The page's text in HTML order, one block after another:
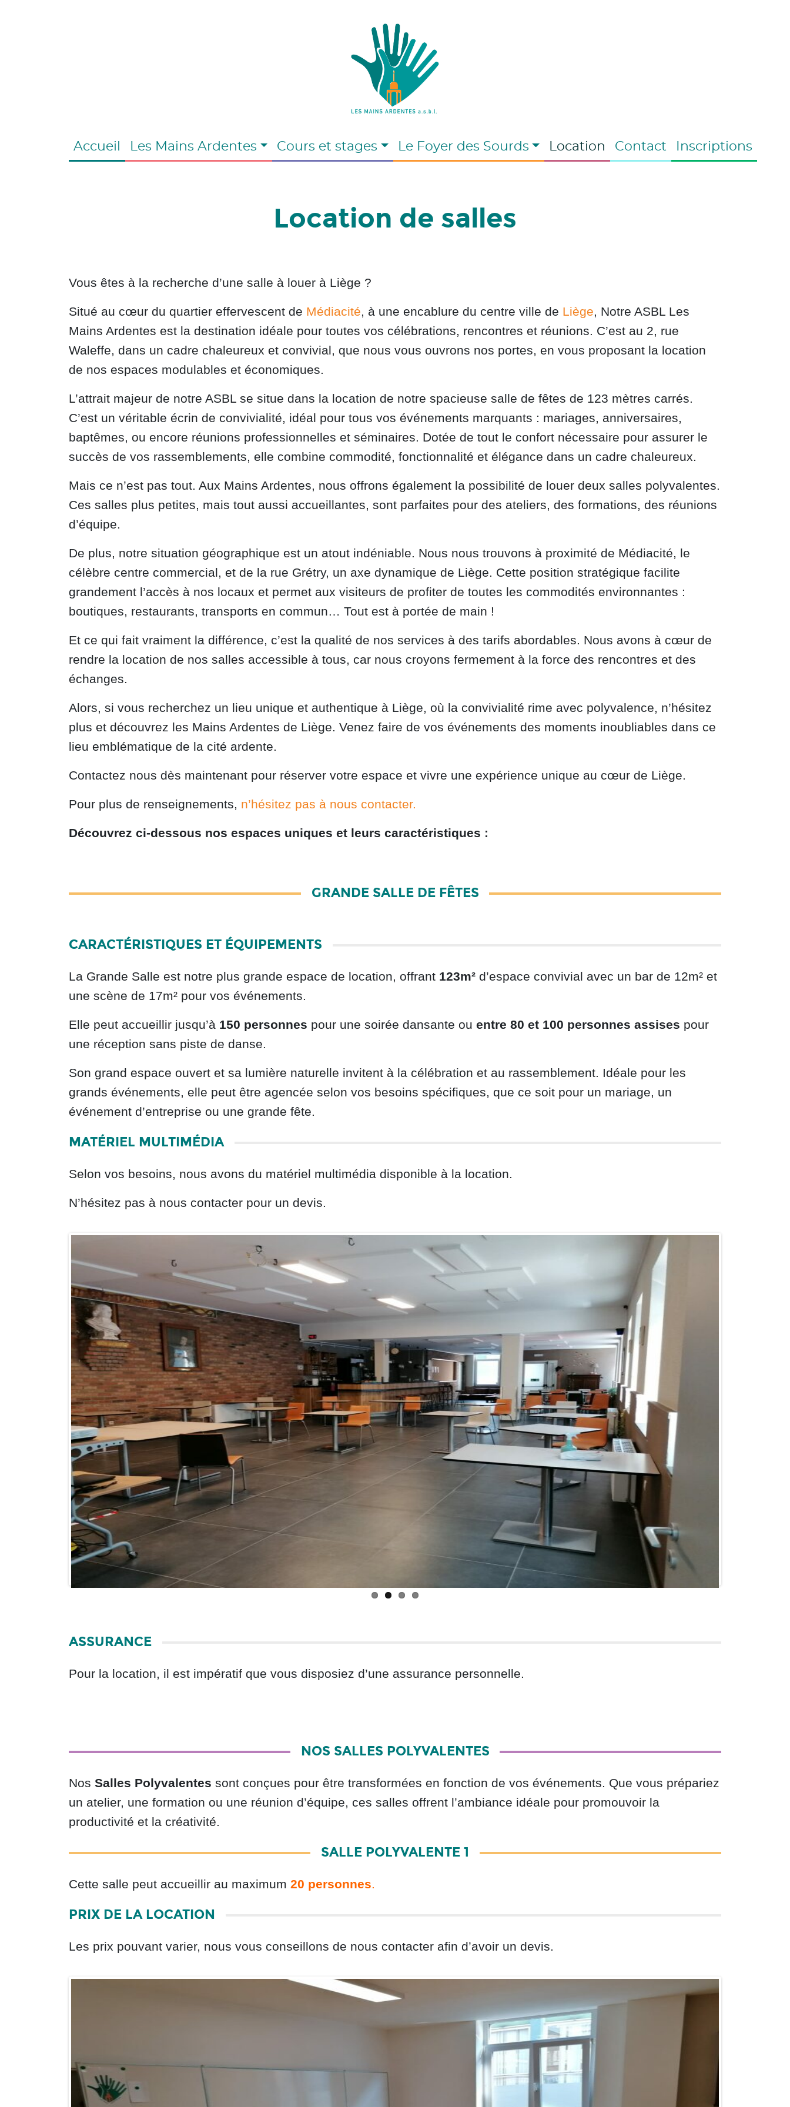
Accueil Les Mains Ardentes Cours et stages Le Foyer des Sourds Location Contact Inscriptions
Location de salles
Vous êtes à la recherche d’une salle à louer à Liège ?
Situé au cœur du quartier effervescent de Médiacité, à une encablure du centre ville de Liège, Notre ASBL Les
Mains Ardentes est la destination idéale pour toutes vos célébrations, rencontres et réunions. C’est au 2, rue
Waleffe, dans un cadre chaleureux et convivial, que nous vous ouvrons nos portes, en vous proposant la location
de nos espaces modulables et économiques.
L’attrait majeur de notre ASBL se situe dans la location de notre spacieuse salle de fêtes de 123 mètres carrés.
C’est un véritable écrin de convivialité, idéal pour tous vos événements marquants : mariages, anniversaires,
baptêmes, ou encore réunions professionnelles et séminaires. Dotée de tout le confort nécessaire pour assurer le
succès de vos rassemblements, elle combine commodité, fonctionnalité et élégance dans un cadre chaleureux.
Mais ce n’est pas tout. Aux Mains Ardentes, nous offrons également la possibilité de louer deux salles polyvalentes.
Ces salles plus petites, mais tout aussi accueillantes, sont parfaites pour des ateliers, des formations, des réunions
d’équipe.
De plus, notre situation géographique est un atout indéniable. Nous nous trouvons à proximité de Médiacité, le
célèbre centre commercial, et de la rue Grétry, un axe dynamique de Liège. Cette position stratégique facilite
grandement l’accès à nos locaux et permet aux visiteurs de profiter de toutes les commodités environnantes :
boutiques, restaurants, transports en commun… Tout est à portée de main !
Et ce qui fait vraiment la différence, c’est la qualité de nos services à des tarifs abordables. Nous avons à cœur de
rendre la location de nos salles accessible à tous, car nous croyons fermement à la force des rencontres et des
échanges.
Alors, si vous recherchez un lieu unique et authentique à Liège, où la convivialité rime avec polyvalence, n’hésitez
plus et découvrez les Mains Ardentes de Liège. Venez faire de vos événements des moments inoubliables dans ce
lieu emblématique de la cité ardente.
Contactez nous dès maintenant pour réserver votre espace et vivre une expérience unique au cœur de Liège.
Pour plus de renseignements, n’hésitez pas à nous contacter.
Découvrez ci-dessous nos espaces uniques et leurs caractéristiques :
GRANDE SALLE DE FÊTES
CARACTÉRISTIQUES ET ÉQUIPEMENTS
La Grande Salle est notre plus grande espace de location, offrant 123m² d’espace convivial avec un bar de 12m² et
une scène de 17m² pour vos événements.
Elle peut accueillir jusqu’à 150 personnes pour une soirée dansante ou entre 80 et 100 personnes assises pour
une réception sans piste de danse.
Son grand espace ouvert et sa lumière naturelle invitent à la célébration et au rassemblement. Idéale pour les
grands événements, elle peut être agencée selon vos besoins spécifiques, que ce soit pour un mariage, un
événement d’entreprise ou une grande fête.
MATÉRIEL MULTIMÉDIA
Selon vos besoins, nous avons du matériel multimédia disponible à la location.
N’hésitez pas à nous contacter pour un devis.
ASSURANCE
Pour la location, il est impératif que vous disposiez d’une assurance personnelle.
NOS SALLES POLYVALENTES
Nos Salles Polyvalentes sont conçues pour être transformées en fonction de vos événements. Que vous prépariez
un atelier, une formation ou une réunion d’équipe, ces salles offrent l’ambiance idéale pour promouvoir la
productivité et la créativité.
SALLE POLYVALENTE 1
Cette salle peut accueillir au maximum 20 personnes.
PRIX DE LA LOCATION
Les prix pouvant varier, nous vous conseillons de nous contacter afin d’avoir un devis.